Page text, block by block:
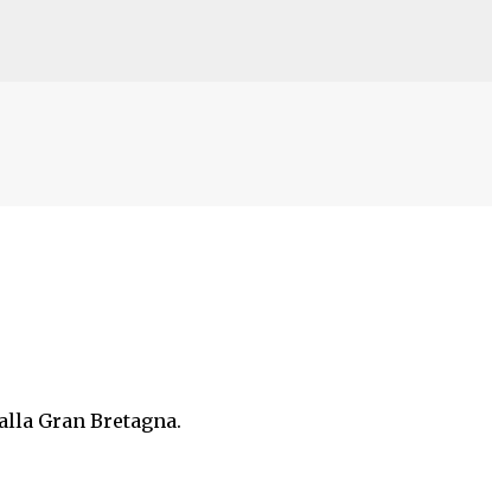
Gran Bretagna.